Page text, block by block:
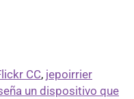
CC, jepoirrier
un dispositivo que